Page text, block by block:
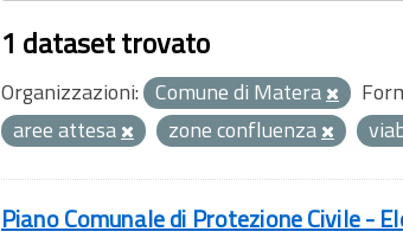
1 dataset trovato
Organizzazioni: Comune di Matera
aree attesa
zone confluenza
Piano Comunale di Protezione Civile -